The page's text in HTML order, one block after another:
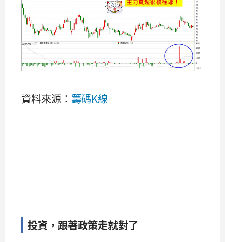
資料來源： 籌碼K線
投資，跟著政策走就對了